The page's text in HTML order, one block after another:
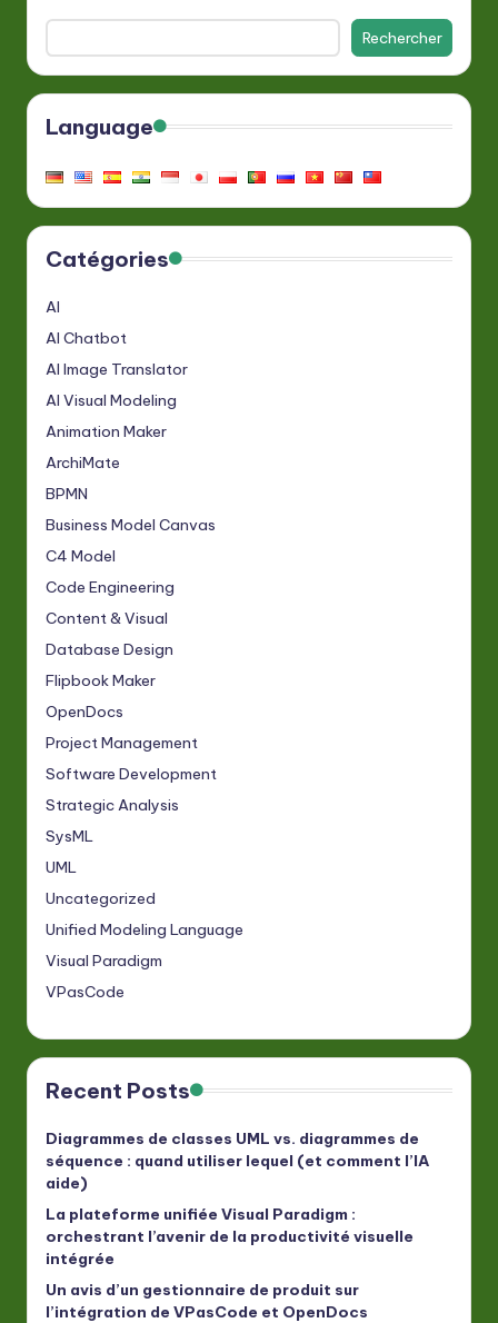
Rechercher
Language
Catégories
AI
AI Chatbot
AI Image Translator
AI Visual Modeling
Animation Maker
ArchiMate
BPMN
Business Model Canvas
C4 Model
Code Engineering
Content & Visual
Database Design
Flipbook Maker
OpenDocs
Project Management
Software Development
Strategic Analysis
SysML
UML
Uncategorized
Unified Modeling Language
Visual Paradigm
VPasCode
Recent Posts
Diagrammes de classes UML vs. diagrammes de
séquence : quand utiliser lequel (et comment l’IA
aide)
La plateforme unifiée Visual Paradigm :
orchestrant l’avenir de la productivité visuelle
intégrée
Un avis d’un gestionnaire de produit sur
l’intégration de VPasCode et OpenDocs